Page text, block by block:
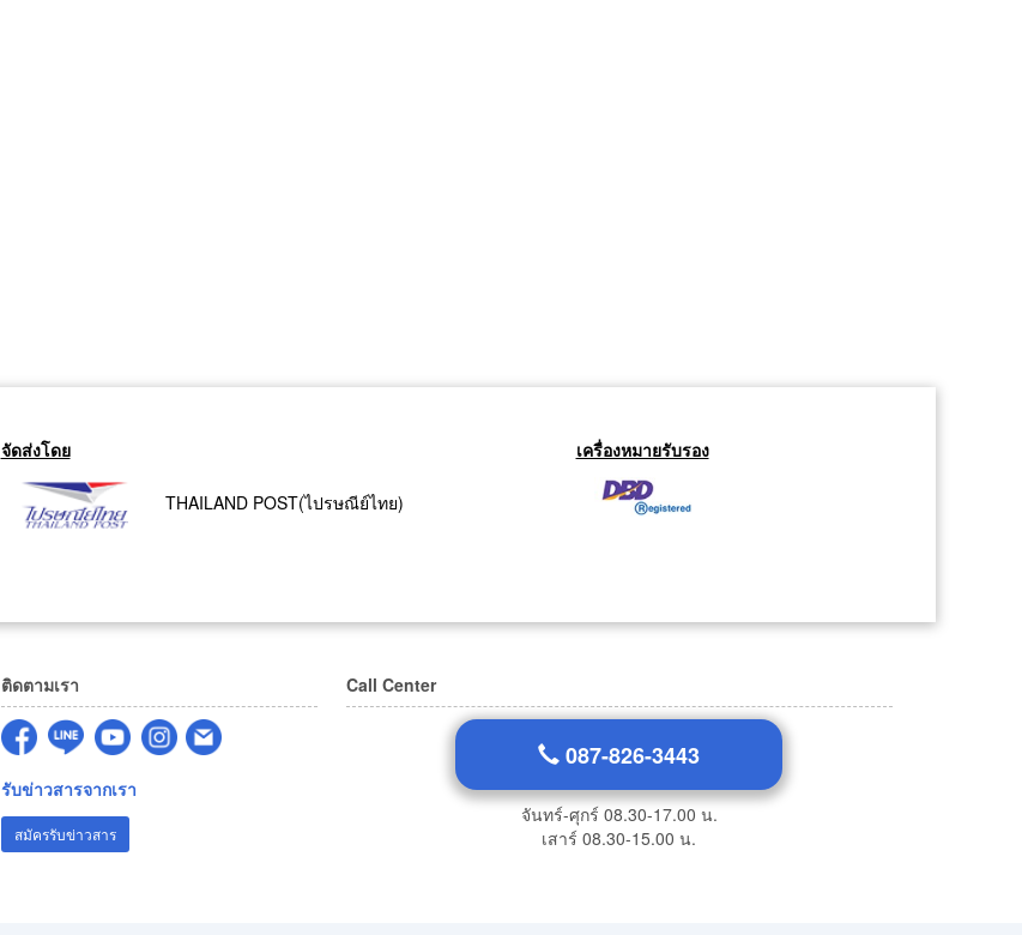
จัดส่งโดย
THAILAND POST(ไปรษณีย์ไทย)
เครื่องหมายรับรอง
ติดตามเรา
รับข่าวสารจากเรา
สมัครรับข่าวสาร
Call Center
087-826-3443
จันทร์-ศุกร์ 08.30-17.00 น.
เสาร์ 08.30-15.00 น.